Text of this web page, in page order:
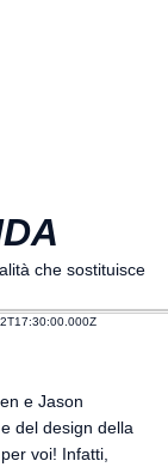
che sostituisce
e Jason
del design della
voi! Infatti,